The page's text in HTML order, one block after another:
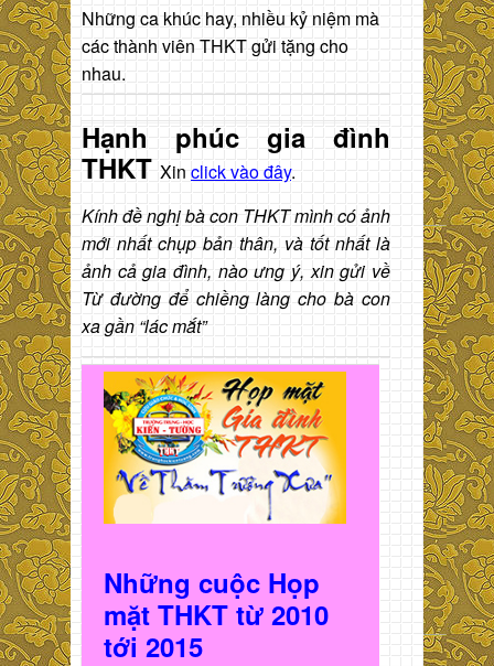
Những ca khúc hay, nhiều kỷ niệm mà
các thành viên THKT gửi tặng cho
nhau.
Hạnh phúc gia đình
THKT Xin click vào đây.
Kính đề nghị bà con THKT mình có ảnh
mới nhất chụp bản thân, và tốt nhất là
ảnh cả gia đình, nào ưng ý, xin gửi về
Từ đường để chiềng làng cho bà con
xa gần “lác mắt”
Những cuộc Họp
mặt THKT từ 2010
tới 2015